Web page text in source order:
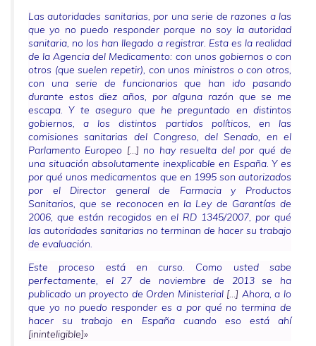
Las autoridades sanitarias, por una serie de razones a las
que yo no puedo responder porque no soy la autoridad
sanitaria, no los han llegado a registrar. Esta es la realidad
de la Agencia del Medicamento: con unos gobiernos o con
otros (que suelen repetir), con unos ministros o con otros,
con una serie de funcionarios que han ido pasando
durante estos diez años, por alguna razón que se me
escapa. Y te aseguro que he preguntado en distintos
gobiernos, a los distintos partidos políticos, en las
comisiones sanitarias del Congreso, del Senado, en el
Parlamento Europeo […] no hay resuelta del por qué de
una situación absolutamente inexplicable en España. Y es
por qué unos medicamentos que en 1995 son autorizados
por el Director general de Farmacia y Productos
Sanitarios, que se reconocen en la Ley de Garantías de
2006, que están recogidos en el RD 1345/2007, por qué
las autoridades sanitarias no terminan de hacer su trabajo
de evaluación.
Este proceso está en curso. Como usted sabe
perfectamente, el 27 de noviembre de 2013 se ha
publicado un proyecto de Orden Ministerial[…] Ahora, a lo
que yo no puedo responder es a por qué no termina de
hacer su trabajo en España cuando eso está ahí
[ininteligible]»